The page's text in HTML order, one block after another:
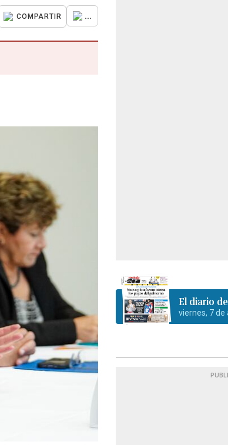
COMPARTIR ...
El diario
viernes, 7 de